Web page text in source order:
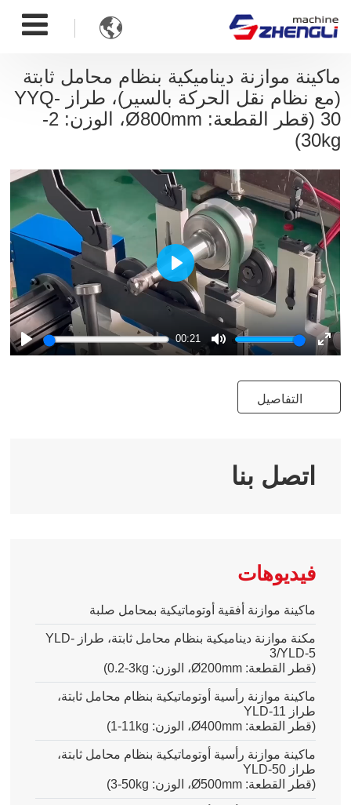

ماكينة موازنة ديناميكية بنظام محامل ثابتة
(مع نظام نقل الحركة بالسير)، طراز YYQ-
30 (قطر القطعة: Ø800mm، الوزن: 2-
30kg)
Play
00:21
Mute
Play
التفاصيل
اتصل بنا
فيديوهات
ماكينة موازنة أفقية أوتوماتيكية بمحامل صلبة
مكنة موازنة ديناميكية بنظام محامل ثابتة، طرازYLD-
3/YLD-5
(قطر القطعة:
Ø200mm، الوزن:
0.2-3kg
)
ماكينة موازنة رأسية أوتوماتيكية بنظام محامل ثابتة،
طراز YLD-11
(قطر القطعة:
Ø400mm، الوزن:
1-11kg
)
ماكينة موازنة رأسية أوتوماتيكية بنظام محامل ثابتة،
طراز YLD-50
(قطر القطعة: Ø500mm، الوزن:
3-50kg
)